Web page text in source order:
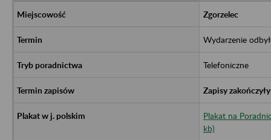
Zgorzelec
Wydarzenie
Telefoniczne
Zapisy
Plakat na
kb)